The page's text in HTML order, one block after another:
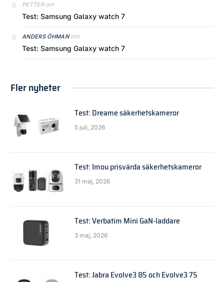
PETTERom
Test: Samsung Galaxy watch 7
ANDERS ÖHMANom
Test: Samsung Galaxy watch 7
Fler nyheter
Test: Dreame säkerhetskameror
5 juli, 2026
Test: Imou prisvärda säkerhetskameror
31 maj, 2026
Test: Verbatim Mini GaN-laddare
3 maj, 2026
Test: Jabra Evolve3 85 och Evolve3 75